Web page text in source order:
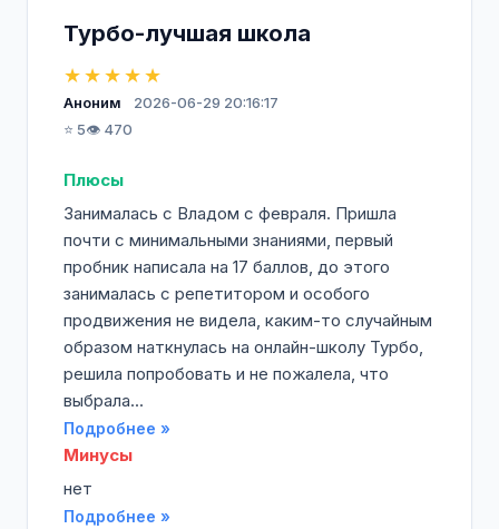
Турбо-лучшая школа
★★★★★
Аноним
2026-06-29 20:16:17
⭐ 5👁️ 470
Плюсы
Занималась с Владом с февраля. Пришла
почти с минимальными знаниями, первый
пробник написала на 17 баллов, до этого
занималась с репетитором и особого
продвижения не видела, каким-то случайным
образом наткнулась на онлайн-школу Турбо,
решила попробовать и не пожалела, что
выбрала...
Подробнее »
Минусы
нет
Подробнее »